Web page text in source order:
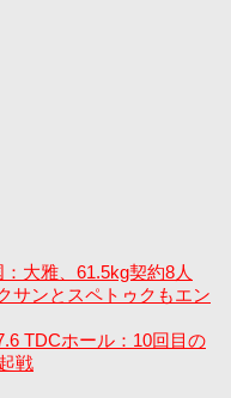
大雅、61.5kg契約8人
サンとスペトゥクもエン
TDCホール：10回目の
戦